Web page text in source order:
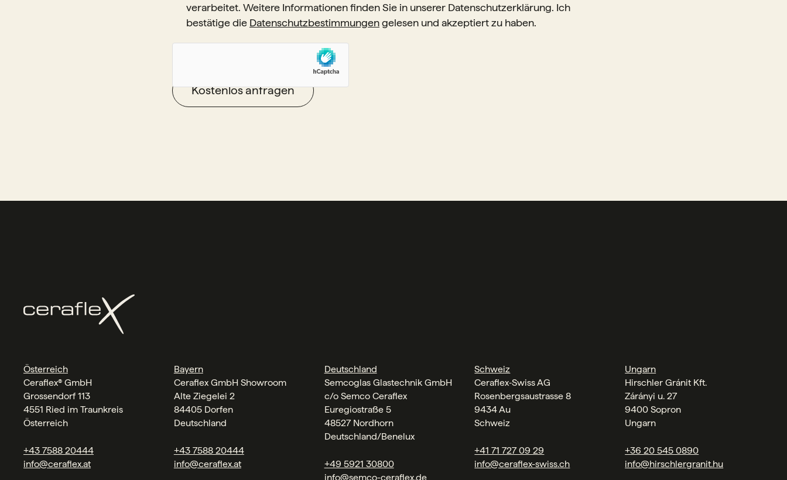
verarbeitet. Weitere Informationen finden Sie in unserer Datenschutzerklärung. Ich
bestätige die Datenschutzbestimmungengelesen und akzeptiert zu haben.
Österreich
Ceraflex® GmbH
Grossendorf 113
4551 Ried im Traunkreis
Österreich
+43 7588 20444
info@ceraflex.at
Bayern
Ceraflex GmbH Showroom
Alte Ziegelei 2
84405 Dorfen
Deutschland
+43 7588 20444
info@ceraflex.at
Deutschland
Semcoglas Glastechnik GmbH
c/o Semco Ceraflex
Euregiostraße 5
48527 Nordhorn
Deutschland/Benelux
+49 5921 30800
info@semco-ceraflex.de
Schweiz
Ceraflex‑Swiss AG
Rosenbergsaustrasse 8
9434 Au
Schweiz
+41 71 727 09 29
info@ceraflex-swiss.ch
Ungarn
Hirschler Gránit Kft.
Zárányi u. 27
9400 Sopron
Ungarn
+36 20 545 0890
info@hirschlergranit.hu